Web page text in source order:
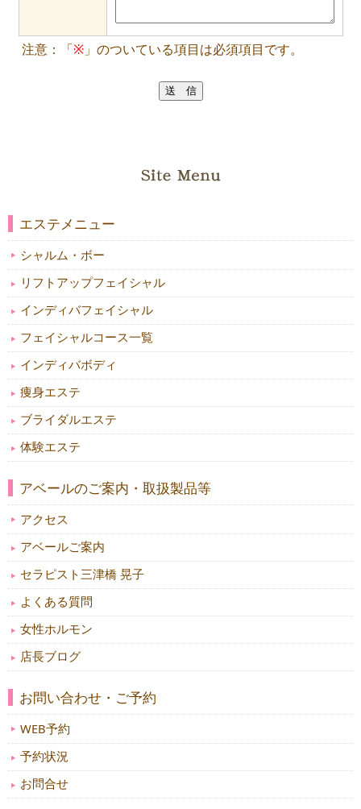
注意：「※ 」のついている項目は必須項目です。
エステメニュー
シャルム・ボー
リフトアップフェイシャル
インディバフェイシャル
フェイシャルコース一覧
インディバボディ
痩身エステ
ブライダルエステ
体験エステ
アベールのご案内・取扱製品等
アクセス
アベールご案内
セラピスト三津橋 晃子
よくある質問
女性ホルモン
店長ブログ
お問い合わせ・ご予約
WEB予約
予約状況
お問合せ